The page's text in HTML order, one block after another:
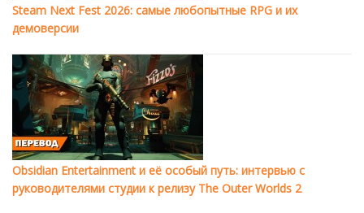
Steam Next Fest 2026: самые любопытные RPG и их
демоверсии
Obsidian Entertainment и её особый путь: интервью с
руководителями студии к релизу The Outer Worlds 2